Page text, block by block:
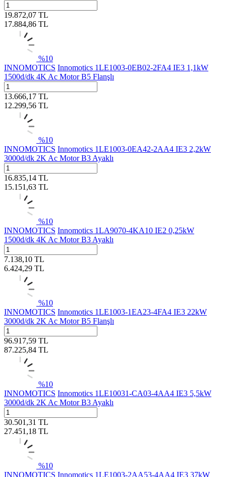
19.872,07 TL
17.884,86 TL
%10
INNOMOTICS Innomotics 1LE1003-0EB02-2FA4 IE3 1,1kW
1500d/dk 4K Ac Motor B5 Flanşlı
13.666,17 TL
12.299,56 TL
%10
INNOMOTICS Innomotics 1LE1003-0EA42-2AA4 IE3 2,2kW
3000d/dk 2K Ac Motor B3 Ayaklı
16.835,14 TL
15.151,63 TL
%10
INNOMOTICS Innomotics 1LA9070-4KA10 IE2 0,25kW
1500d/dk 4K Ac Motor B3 Ayaklı
7.138,10 TL
6.424,29 TL
%10
INNOMOTICS Innomotics 1LE1003-1EA23-4FA4 IE3 22kW
3000d/dk 2K Ac Motor B5 Flanşlı
96.917,59 TL
87.225,84 TL
%10
INNOMOTICS Innomotics 1LE10031-CA03-4AA4 IE3 5,5kW
3000d/dk 2K Ac Motor B3 Ayaklı
30.501,31 TL
27.451,18 TL
%10
INNOMOTICS Innomotics 1LE1003-2AA53-4AA4 IE3 37kW